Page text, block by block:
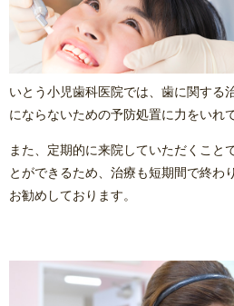
いとう小児歯科医院では、歯に関する
にならないための予防処置に力をいれ
また、定期的に来院していただくこと
とができるため、治療も短期間で終わ
お勧めしております。